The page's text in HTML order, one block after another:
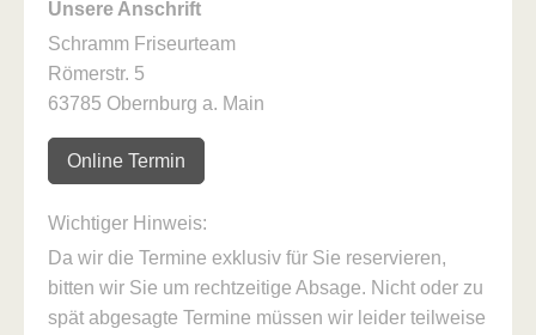
Unsere Anschrift
Schramm Friseurteam
Römerstr. 5
63785 Obernburg a. Main
Online Termin
Wichtiger Hinweis:
Da wir die Termine exklusiv für Sie reservieren,
bitten wir Sie um rechtzeitige Absage. Nicht oder zu
spät abgesagte Termine müssen wir leider teilweise